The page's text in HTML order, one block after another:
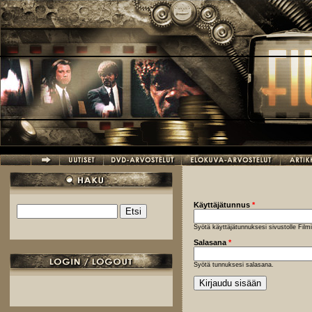
Hyppää pääsisältöön
Hakulomake
Käyttäjätunnus *
Syötä käyttäjätunnuksesi sivustolle
Salasana *
Syötä tunnuksesi salasana.